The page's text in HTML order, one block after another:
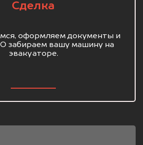
Сделка
оформляем документы и
забираем вашу машину на
эвакуаторе.